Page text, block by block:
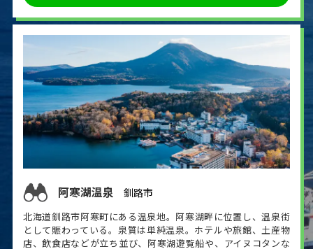
阿寒湖温泉 釧路市
北海道釧路市阿寒町にある温泉地。阿寒湖畔に位置し、温泉街
として賑わっている。泉質は単純温泉。ホテルや旅館、土産物
店、飲食店などが立ち並び、阿寒湖遊覧船や、アイヌコタンな